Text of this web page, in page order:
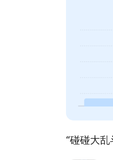
“碰碰大